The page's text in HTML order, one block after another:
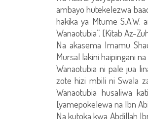
ambayo hutekelezwa
hakika ya Mtume
Wanaotubia”. [Kitab Az-
Na akasema Imamu
Mursal lakini haipingani
Wanaotubia ni pale jua
zote hizi mbili ni Swala
Wanaotubia husaliwa
[yamepokelewa na Ibn
Na kutoka kwa Abdillah